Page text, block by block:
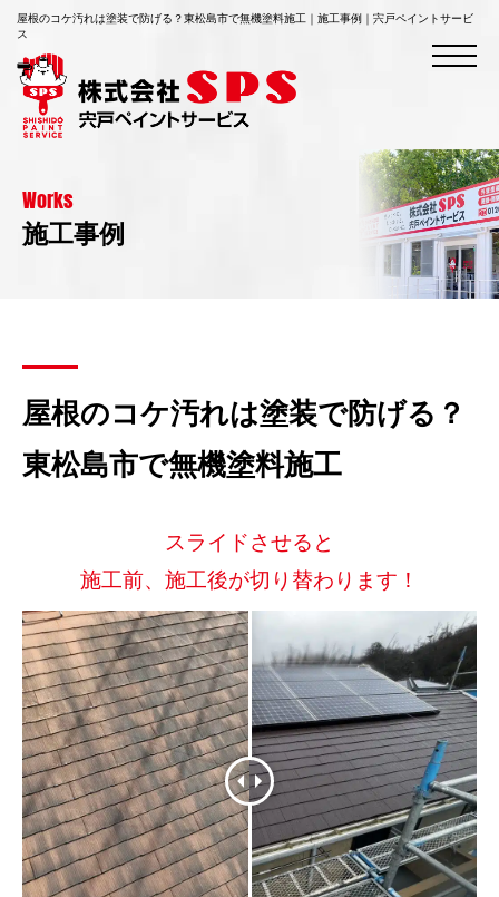
屋根のコケ汚れは塗装で防げる？東松島市で無機塗料施工｜施工事例｜宍戸ペイントサービ
ス
Works
施工事例
屋根のコケ汚れは塗装で防げる？
東松島市で無機塗料施工
スライドさせると
施工前、施工後が切り替わります！